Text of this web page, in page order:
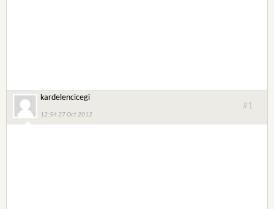
kardelencicegi
12:54 27 Oct 2012
#1